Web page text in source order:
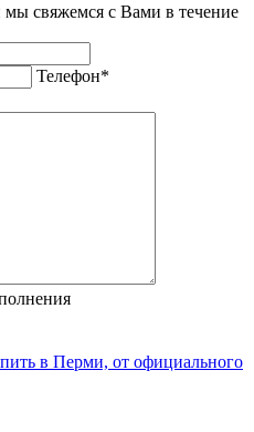
свяжемся с Вами в течение
Телефон*